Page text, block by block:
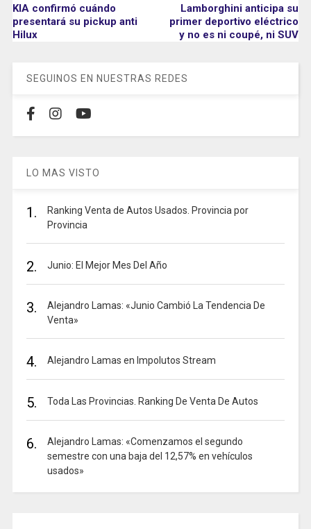
KIA confirmó cuándo
presentará su pickup anti
Hilux
Lamborghini anticipa su
primer deportivo eléctrico
y no es ni coupé, ni SUV
SEGUINOS EN NUESTRAS REDES
LO MAS VISTO
1.
Ranking Venta de Autos Usados. Provincia por
Provincia
2. Junio: El Mejor Mes Del Año
3.
Alejandro Lamas: «Junio Cambió La Tendencia De
Venta»
4. Alejandro Lamas en Impolutos Stream
5. Toda Las Provincias. Ranking De Venta De Autos
6.
Alejandro Lamas: «Comenzamos el segundo
semestre con una baja del 12,57% en vehículos
usados»